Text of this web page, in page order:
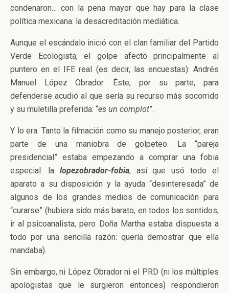
condenaron… con la pena mayor que hay para la clase
política mexicana: la desacreditación mediática.
Aunque el escándalo inició con el clan familiar del Partido
Verde Ecologista, el golpe afectó principalmente al
puntero en el IFE real (es decir, las encuestas): Andrés
Manuel López Obrador. Éste, por su parte, para
defenderse acudió al que sería su recurso más socorrido
y su muletilla preferida: “es un complot”.
Y lo era. Tanto la filmación como su manejo posterior, eran
parte de una maniobra de golpeteo. La “pareja
presidencial” estaba empezando a comprar una fobia
especial: la lopezobrador-fobia, así que usó todo el
aparato a su disposición y la ayuda “desinteresada” de
algunos de los grandes medios de comunicación para
“curarse” (hubiera sido más barato, en todos los sentidos,
ir al psicoanalista, pero Doña Martha estaba dispuesta a
todo por una sencilla razón: quería demostrar que ella
mandaba).
Sin embargo, ni López Obrador ni el PRD (ni los múltiples
apologistas que le surgieron entonces) respondieron